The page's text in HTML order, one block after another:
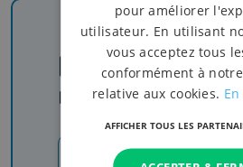
Newsletter
Rejoignez-nous
pour améliorer
utilisateur. En utilisant
vous acceptez tous
conformément à
relative aux cookies.
AFFICHER TOUS LES